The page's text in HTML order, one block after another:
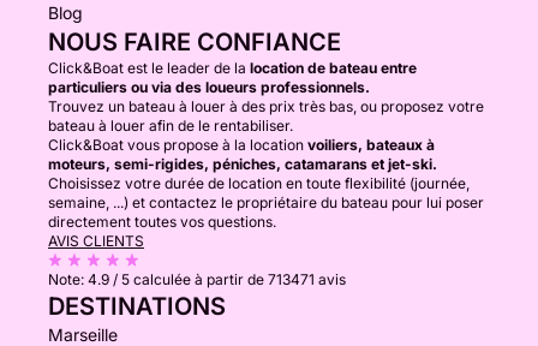
Blog
NOUS FAIRE CONFIANCE
Click&Boat est le leader de la location de bateau entre
particuliers ou via des loueurs professionnels.
Trouvez un bateau à louer à des prix très bas, ou proposez votre
bateau à louer afin de le rentabiliser.
Click&Boat vous propose à la location voiliers, bateaux à
moteurs, semi-rigides, péniches, catamarans et jet-ski.
Choisissez votre durée de location en toute flexibilité (journée,
semaine, ...) et contactez le propriétaire du bateau pour lui poser
directement toutes vos questions.
AVIS CLIENTS
Note: 4.9 / 5 calculée à partir de 713471 avis
DESTINATIONS
Marseille